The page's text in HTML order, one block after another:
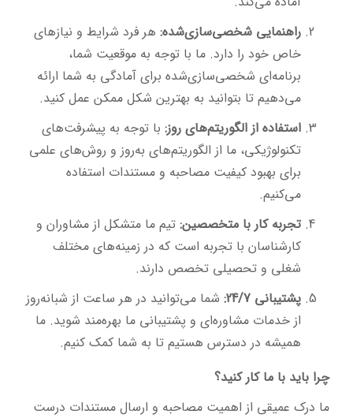
راهنمایی شخصی‌سازی‌شده: هر فرد شرایط و نیازهای
خاص خود را دارد. ما با توجه به موقعیت شما،
برنامه‌ای شخصی‌سازی‌شده برای آمادگی به شما ارائه
می‌دهیم تا بتوانید به بهترین شکل ممکن عمل کنید.
استفاده از الگوریتم‌های روز: با توجه به پیشرفت‌های
تکنولوژیکی، ما از الگوریتم‌های به‌روز و روش‌های علمی
برای بهبود کیفیت مصاحبه و مستندات استفاده
می‌کنیم.
تجربه کار با متخصصین: تیم ما متشکل از مشاوران و
کارشناسان با تجربه است که در زمینه‌های مختلف
شغلی و تحصیلی تخصص دارند.
پشتیبانی 24/7:
شما می‌توانید در هر ساعت از شبانه‌روز
از خدمات مشاوره‌ای و پشتیبانی ما بهره‌مند شوید. ما
همیشه در دسترس هستیم تا به شما کمک کنیم.
چرا باید با ما کار کنید؟
ما درک عمیقی از اهمیت مصاحبه و ارسال مستندات درست